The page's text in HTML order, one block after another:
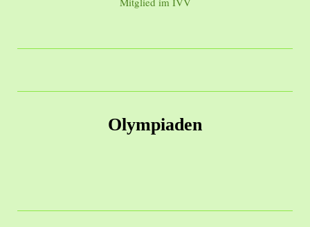
Olympiaden